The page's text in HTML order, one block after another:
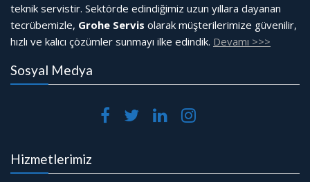
teknik servistir. Sektörde edindiğimiz uzun yıllara dayanan
tecrübemizle, Grohe Servis olarak müşterilerimize güvenilir,
hızlı ve kalıcı çözümler sunmayı ilke edindik. Devamı >>>
Sosyal Medya
Hizmetlerimiz